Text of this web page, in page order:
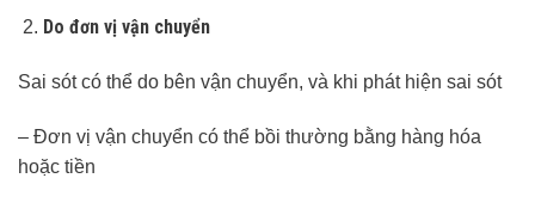
Do đơn vị vận chuyển
Sai sót có thể do bên vận chuyển, và khi phát hiện sai sót
– Đơn vị vận chuyển có thể bồi thường bằng hàng hóa
hoặc tiền